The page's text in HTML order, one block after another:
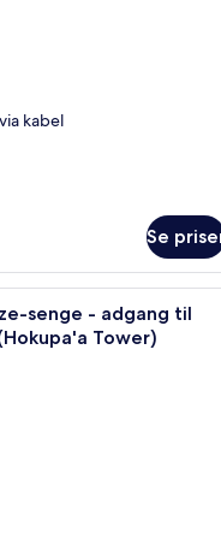
kabel
Se
Et hotelværelse med to
senge - adgang til
Tower)